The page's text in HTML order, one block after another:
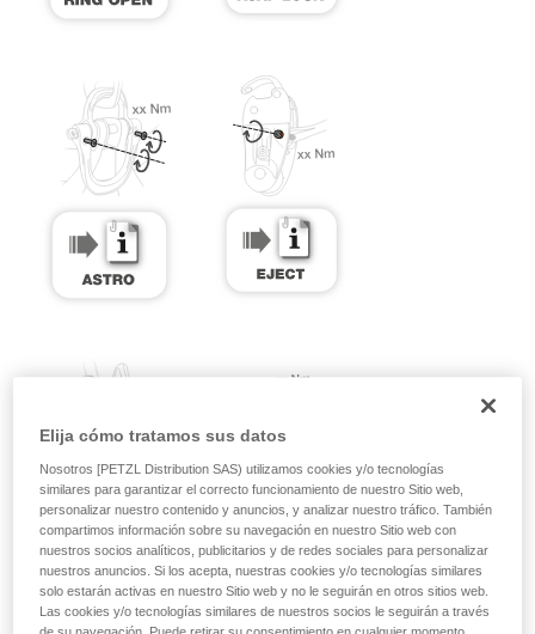
Elija cómo tratamos sus datos
Nosotros [PETZL Distribution SAS) utilizamos cookies y/o tecnologías
similares para garantizar el correcto funcionamiento de nuestro Sitio web,
personalizar nuestro contenido y anuncios, y analizar nuestro tráfico. También
compartimos información sobre su navegación en nuestro Sitio web con
nuestros socios analíticos, publicitarios y de redes sociales para personalizar
nuestros anuncios. Si los acepta, nuestras cookies y/o tecnologías similares
solo estarán activas en nuestro Sitio web y no le seguirán en otros sitios web.
Las cookies y/o tecnologías similares de nuestros socios le seguirán a través